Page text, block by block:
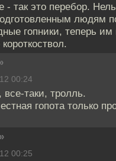
- так это перебор.
людям
гопники, теперь им
00:24
все-таки, тролль.
гопота только
»
00:25